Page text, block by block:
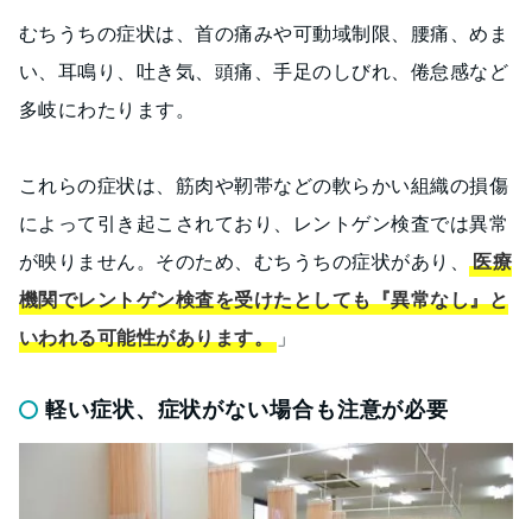
むちうちの症状は、首の痛みや可動域制限、腰痛、めま
い、耳鳴り、吐き気、頭痛、手足のしびれ、倦怠感など
多岐にわたります。
これらの症状は、筋肉や靭帯などの軟らかい組織の損傷
によって引き起こされており、レントゲン検査では異常
が映りません。そのため、むちうちの症状があり、医療
機関でレントゲン検査を受けたとしても『異常なし』と
いわれる可能性があります。 」
軽い症状、症状がない場合も注意が必要